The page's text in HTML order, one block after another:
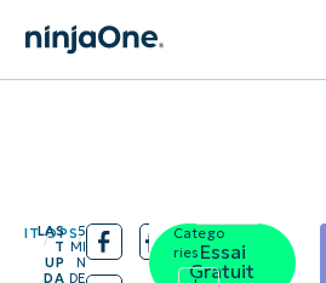
IT OPS
/
LAS
T
UP
DA
/5
MI
N
DE
Essai
Gratuit
Catego
ries: